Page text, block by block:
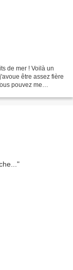
de mer ! Voilà un
être assez fière
pouvez me